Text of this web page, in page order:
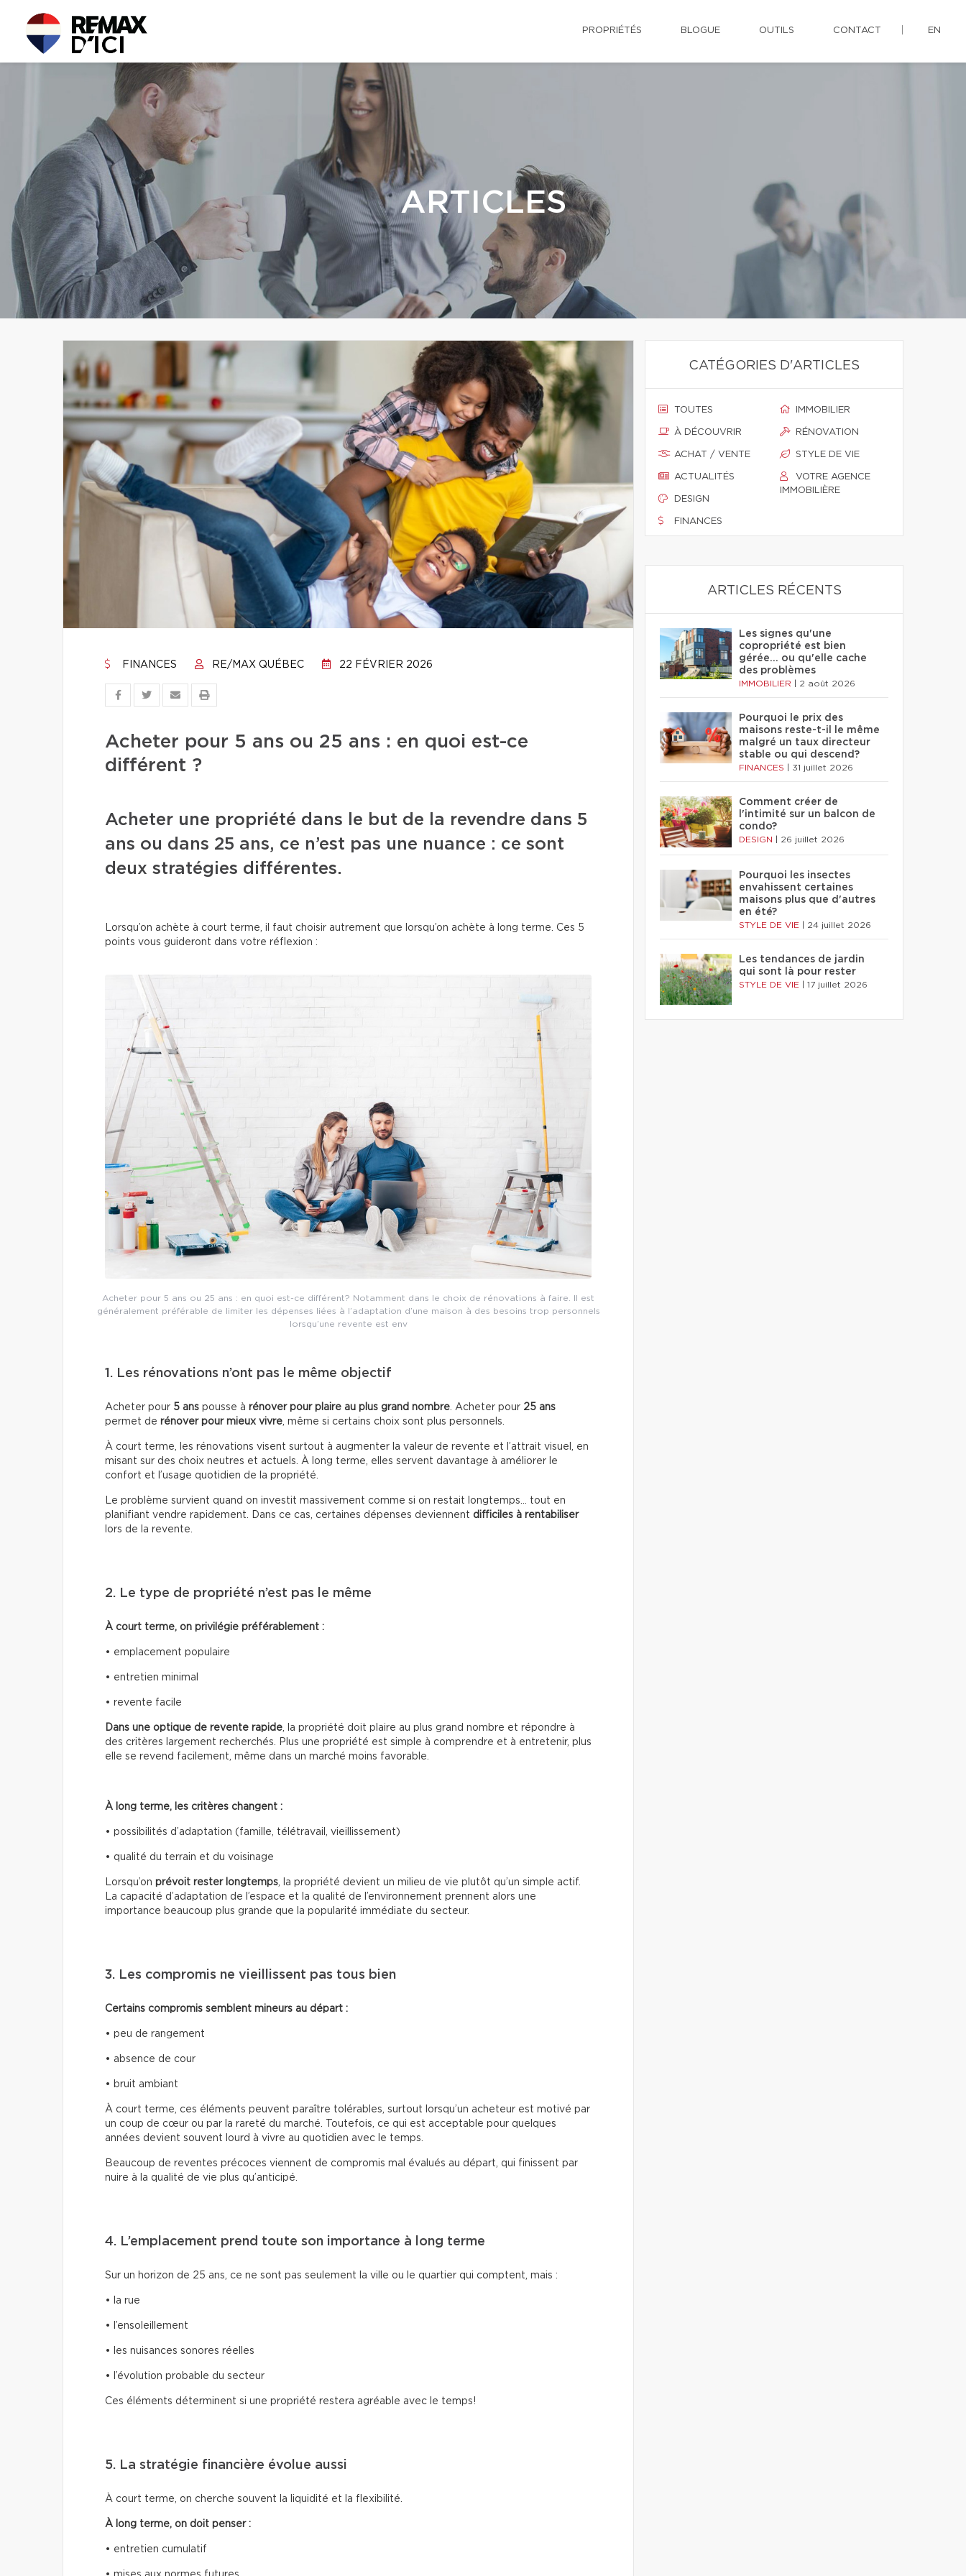
PROPRIÉTÉS BLOGUE OUTILS CONTACT EN
ARTICLES
FINANCES RE/MAX QUÉBEC 22 FÉVRIER 2026
Acheter pour 5 ans ou 25 ans : en quoi est-ce
différent ?
Acheter une propriété dans le but de la revendre dans 5
ans ou dans 25 ans, ce n’est pas une nuance : ce sont
deux stratégies différentes.
Lorsqu’on achète à court terme, il faut choisir autrement que lorsqu’on achète à long terme. Ces 5
points vous guideront dans votre réflexion :
Acheter pour 5 ans ou 25 ans : en quoi est-ce différent? Notamment dans le choix de rénovations à faire. Il est
généralement préférable de limiter les dépenses liées à l’adaptation d’une maison à des besoins trop personnels
lorsqu’une revente est env
1. Les rénovations n’ont pas le même objectif
Acheter pour 5 ans pousse à rénover pour plaire au plus grand nombre. Acheter pour 25 ans
permet de rénover pour mieux vivre, même si certains choix sont plus personnels.
À court terme, les rénovations visent surtout à augmenter la valeur de revente et l’attrait visuel, en
misant sur des choix neutres et actuels. À long terme, elles servent davantage à améliorer le
confort et l’usage quotidien de la propriété.
Le problème survient quand on investit massivement comme si on restait longtemps… tout en
planifiant vendre rapidement. Dans ce cas, certaines dépenses deviennent difficiles à rentabiliser
lors de la revente.
2. Le type de propriété n’est pas le même
À court terme, on privilégie préférablement :
• emplacement populaire
• entretien minimal
• revente facile
Dans une optique de revente rapide, la propriété doit plaire au plus grand nombre et répondre à
des critères largement recherchés. Plus une propriété est simple à comprendre et à entretenir, plus
elle se revend facilement, même dans un marché moins favorable.
À long terme, les critères changent :
• possibilités d’adaptation (famille, télétravail, vieillissement)
• qualité du terrain et du voisinage
Lorsqu’on prévoit rester longtemps, la propriété devient un milieu de vie plutôt qu’un simple actif.
La capacité d’adaptation de l’espace et la qualité de l’environnement prennent alors une
importance beaucoup plus grande que la popularité immédiate du secteur.
3. Les compromis ne vieillissent pas tous bien
Certains compromis semblent mineurs au départ :
• peu de rangement
• absence de cour
• bruit ambiant
À court terme, ces éléments peuvent paraître tolérables, surtout lorsqu’un acheteur est motivé par
un coup de cœur ou par la rareté du marché. Toutefois, ce qui est acceptable pour quelques
années devient souvent lourd à vivre au quotidien avec le temps.
Beaucoup de reventes précoces viennent de compromis mal évalués au départ, qui finissent par
nuire à la qualité de vie plus qu’anticipé.
4. L’emplacement prend toute son importance à long terme
Sur un horizon de 25 ans, ce ne sont pas seulement la ville ou le quartier qui comptent, mais :
• la rue
• l’ensoleillement
• les nuisances sonores réelles
• l’évolution probable du secteur
Ces éléments déterminent si une propriété restera agréable avec le temps!
5. La stratégie financière évolue aussi
À court terme, on cherche souvent la liquidité et la flexibilité.
À long terme, on doit penser :
• entretien cumulatif
CATÉGORIES D'ARTICLES
TOUTES
À DÉCOUVRIR
ACHAT / VENTE
ACTUALITÉS
DESIGN
FINANCES
IMMOBILIER
RÉNOVATION
STYLE DE VIE
IMMOBILIÈRE
ARTICLES RÉCENTS
Les signes qu'une
copropriété est bien
gérée… ou qu'elle cache
des problèmes
IMMOBILIER 2 août 2026
Pourquoi le prix des
maisons reste-t-il le même
malgré un taux directeur
stable ou qui descend?
FINANCES 31 juillet 2026
Comment créer de
l'intimité sur un balcon de
condo?
DESIGN 26 juillet 2026
Pourquoi les insectes
envahissent certaines
maisons plus que d'autres
en été?
STYLE DE VIE 24 juillet 2026
Les tendances de jardin
qui sont là pour rester
STYLE DE VIE 17 juillet 2026